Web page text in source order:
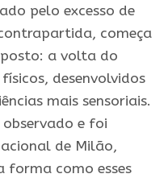
pelo excesso de
começa
a volta do
desenvolvidos
mais sensoriais.
observado e foi
de Milão,
forma como esses